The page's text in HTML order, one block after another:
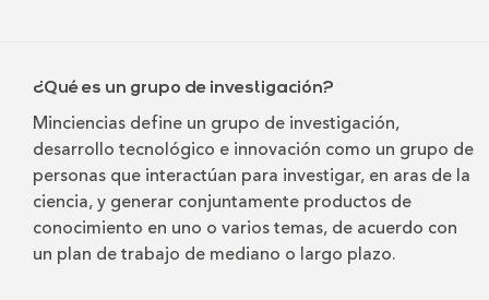
¿Qué es un grupo de investigación?
Minciencias define un grupo de investigación,
desarrollo tecnológico e innovación como un grupo de
personas que interactúan para investigar, en aras de la
ciencia, y generar conjuntamente productos de
conocimiento en uno o varios temas, de acuerdo con
un plan de trabajo de mediano o largo plazo.